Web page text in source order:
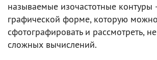
называемые изочастотные контуры
графической форме, которую
сфотографировать и рассмотреть,
сложных вычислений.